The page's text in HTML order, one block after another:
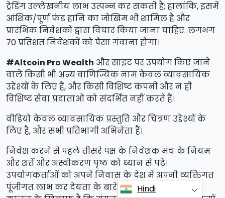
ट्रेडिंग उल्लेखनीय लाभ उत्पन्न कर सकती है; हालांकि, इसमें
आंशिक/पूर्ण फंड हानि का जोखिम भी शामिल है और
प्रारंभिक निवेशकों द्वारा विचार किया जाना चाहिए. लगभग
70 प्रतिशत निवेशकों को पैसा गंवाना होगा।
#Altcoin Pro Wealth और साइट पर उपयोग किए जाने
वाले किसी भी अन्य वाणिज्यिक नाम केवल व्यावसायिक
उद्देश्यों के लिए हैं, और किसी विशिष्ट कंपनी और न ही
विशिष्ट सेवा प्रदाताओं को संदर्भित नहीं करते हैं।
वीडियो केवल व्यावसायिक प्रस्तुति और चित्रण उद्देश्यों के
लिए है, और सभी प्रतिभागी अभिनेता हैं।
निवेश करने से पहले तीसरे पक्ष के निवेशक मंच के नियम
और शर्तें और अस्वीकरण पृष्ठ को ध्यान से पढ़ें।
उपयोगकर्ताओं को अपने निवास के देश में अपनी व्यक्तिगत
पूंजीगत लाभ कर देयता के बारे में पता होना चाहिए। यह
Hindi